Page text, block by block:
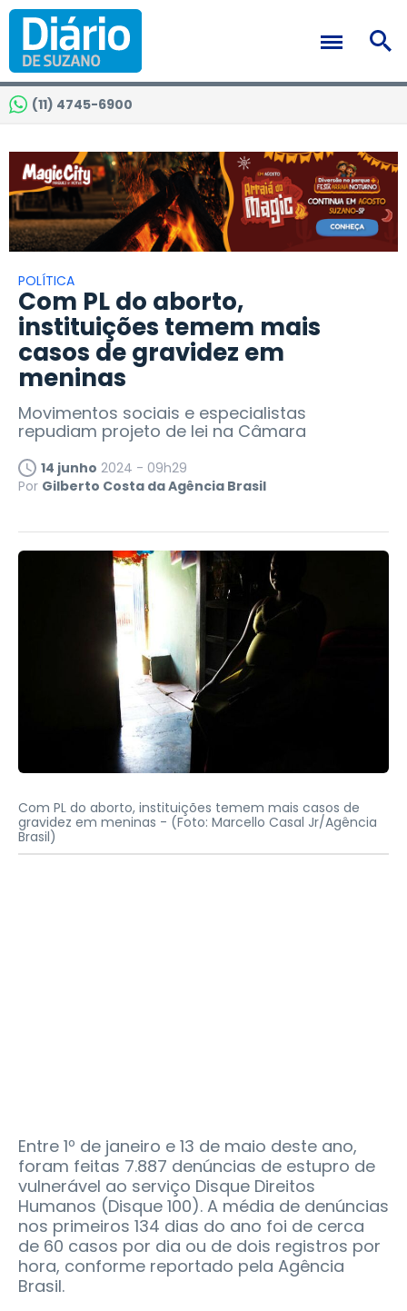
(11) 4745-6900
POLÍTICA
Com PL do aborto,
instituições temem mais
casos de gravidez em
meninas
Movimentos sociais e especialistas
repudiam projeto de lei na Câmara
14 junho 2024 - 09h29
Por Gilberto Costa da Agência Brasil
Com PL do aborto, instituições temem mais casos de
gravidez em meninas - (Foto: Marcello Casal Jr/Agência
Brasil)
Entre 1º de janeiro e 13 de maio deste ano,
foram feitas 7.887 denúncias de estupro de
vulnerável ao serviço Disque Direitos
Humanos (Disque 100). A média de denúncias
nos primeiros 134 dias do ano foi de cerca
de 60 casos por dia ou de dois registros por
hora, conforme reportado pela Agência
Brasil.